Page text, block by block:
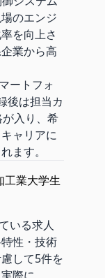
のエンジ
を向上さ
業から高
ートフォ
後は担当カ
入り、希
ャリアに
ます。
工業大学生
いる求人
性・技術
して5件を